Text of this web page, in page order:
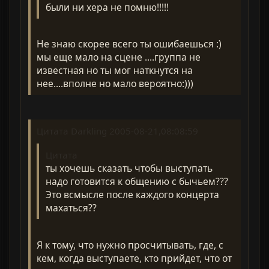
были ни хера не помню!!!!!
Не знаю скорее всего ты ошибаешься :)
мы еще мало на сцене ....группа не
известная но ты мог наткнутся на
нее....вполне но мало вероятно:)))
ты хочешь сказать чтобы выступать
надо готовится к общению с бычьем???
Это всмысле после каждого концерта
махаться??
Я к тому, что нужно просчитывать, где, с
кем, когда выступаете, кто прийдет, что от